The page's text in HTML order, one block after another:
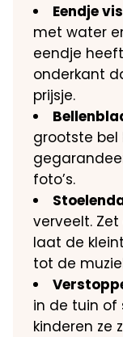
Eendje
met water
eendje
onderkant
prijsje.​
grootste bel
foto’s.​
verveelt.​
laat de
tot de
in de tuin of
kinderen ze